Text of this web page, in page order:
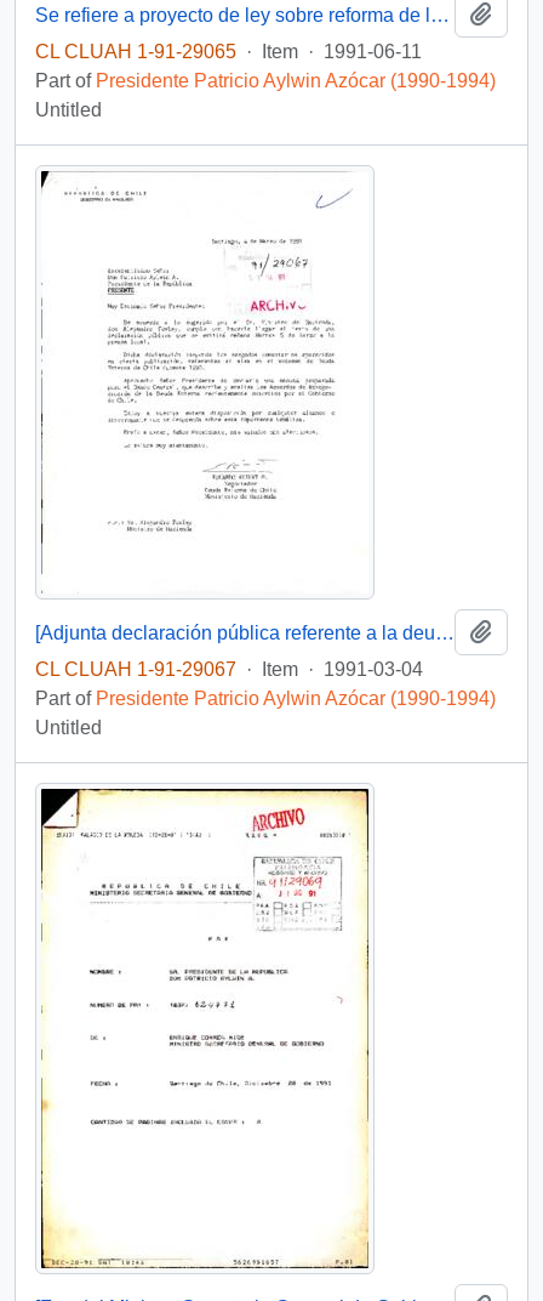
Se refiere a proyecto de ley sobre reforma de la Constitución Política del Estado
CL CLUAH 1-91-29065 · Item · 1991-06-11
Part of Presidente Patricio Aylwin Azócar (1990-1994)
Untitled
[Adjunta declaración pública referente a la deuda externa chilena]
CL CLUAH 1-91-29067 · Item · 1991-03-04
Part of Presidente Patricio Aylwin Azócar (1990-1994)
Untitled